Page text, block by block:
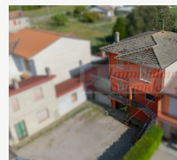
Tipo contratto:
215 m
2